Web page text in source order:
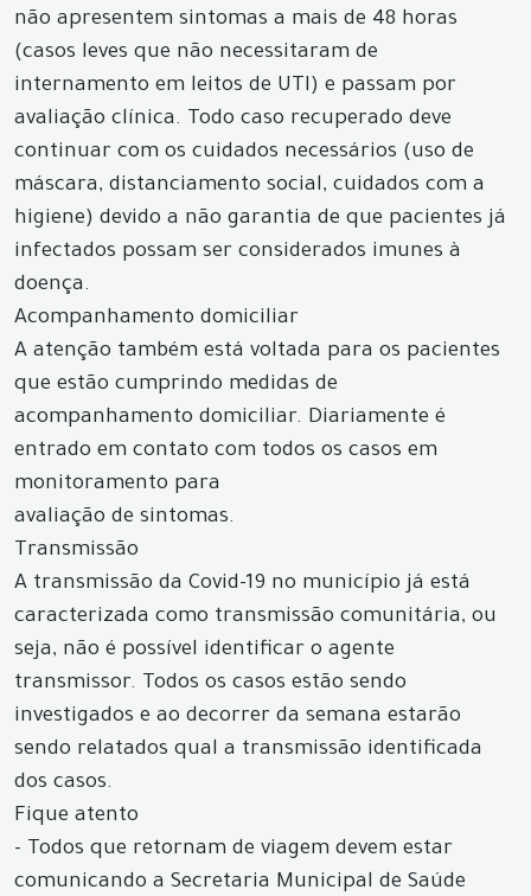
não apresentem sintomas a mais de 48 horas
(casos leves que não necessitaram de
internamento em leitos de UTI) e passam por
avaliação clínica. Todo caso recuperado deve
continuar com os cuidados necessários (uso de
máscara, distanciamento social, cuidados com a
higiene) devido a não garantia de que pacientes já
infectados possam ser considerados imunes à
doença.
Acompanhamento domiciliar
A atenção também está voltada para os pacientes
que estão cumprindo medidas de
acompanhamento domiciliar. Diariamente é
entrado em contato com todos os casos em
monitoramento para
avaliação de sintomas.
Transmissão
A transmissão da Covid-19 no município já está
caracterizada como transmissão comunitária, ou
seja, não é possível identificar o agente
transmissor. Todos os casos estão sendo
investigados e ao decorrer da semana estarão
sendo relatados qual a transmissão identificada
dos casos.
Fique atento
- Todos que retornam de viagem devem estar
comunicando a Secretaria Municipal de Saúde